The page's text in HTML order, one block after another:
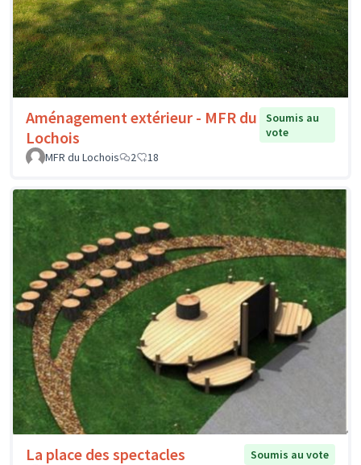
Aménagement extérieur - MFR du
Lochois
Soumis au
vote
MFR du Lochois
2 18
La place des spectacles
Soumis au vote